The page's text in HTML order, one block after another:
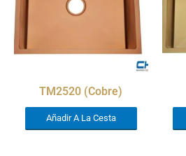
TM2520 (Cobre)
Añadir A La Cesta